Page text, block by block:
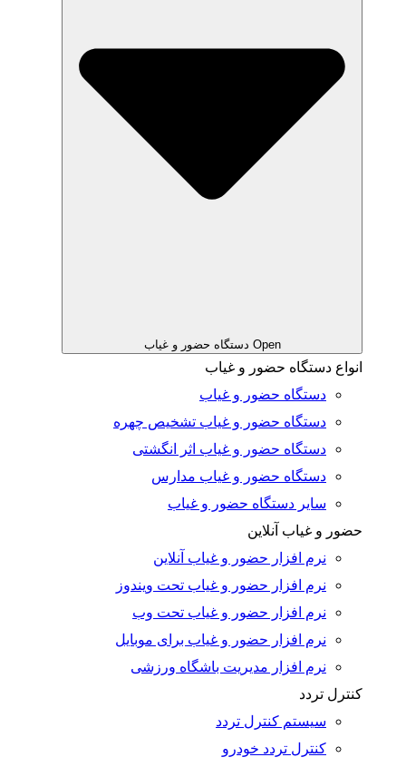
Open دستگاه حضور و غیاب
انواع دستگاه حضور و غیاب
دستگاه حضور و غیاب
دستگاه حضور و غیاب تشخیص چهره
دستگاه حضور و غیاب اثر انگشتی
دستگاه حضور و غیاب مدارس
سایر دستگاه حضور و غیاب
حضور و غیاب آنلاین
نرم افزار حضور و غیاب آنلاین
نرم افزار حضور و غیاب تحت ویندوز
نرم افزار حضور و غیاب تحت وب
نرم افزار حضور و غیاب برای موبایل
نرم افزار مدیریت باشگاه ورزشی
کنترل تردد
سیستم کنترل تردد
کنترل تردد خودرو